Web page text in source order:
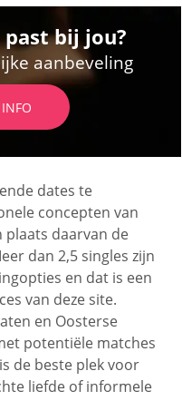
bij jou?
aanbeveling
dates te
concepten van
daarvan de
dan 2,5 singles zijn
en dat is een
van deze site.
en Oosterse
potentiële matches
de beste plek voor
liefde of informele